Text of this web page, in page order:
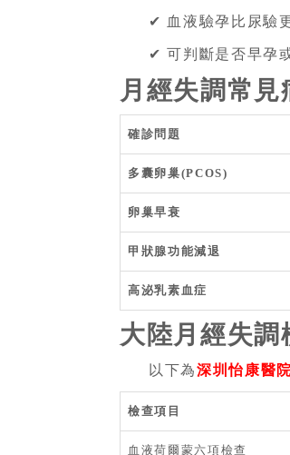
✔ 血液驗孕比尿驗
✔ 可判斷是否早孕
月經失調常
確診問題
多囊卵巢(PCOS)
卵巢早衰
甲狀腺功能減退
高泌乳素血症
大陸月經失調
以下為深圳怡康醫
檢查項目
血液荷爾蒙六項檢查